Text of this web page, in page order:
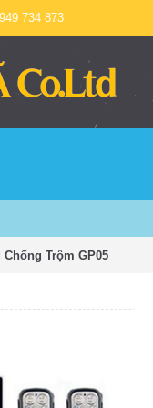
734 873
Trộm GP05